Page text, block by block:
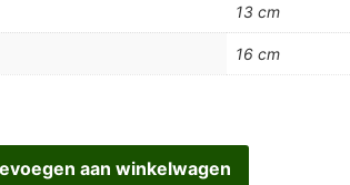
13 cm
16 cm
aan winkelwagen